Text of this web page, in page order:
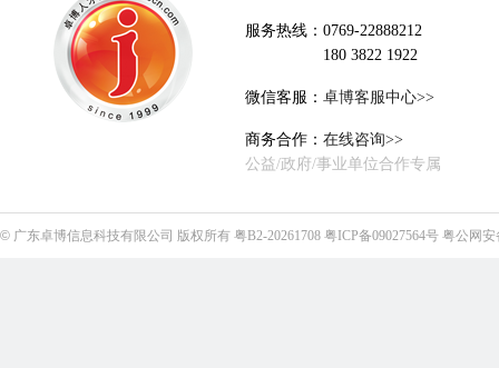
服务热线：0769-22888212
180 3822 1922
微信客服： 卓博客服中心>>
商务合作： 在线咨询>>
公益/政府/事业单位合作专属
© 广东卓博信息科技有限公司 版权所有 粤B2-20261708 粤ICP备09027564号 粤公网安